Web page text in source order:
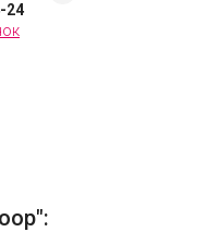
24